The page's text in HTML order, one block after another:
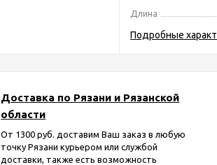
Длина
Подробные
Доставка по Рязани и Рязанской
области
От 1300 руб. доставим Ваш заказ в любую
точку Рязани курьером или службой
доставки, также есть возможность